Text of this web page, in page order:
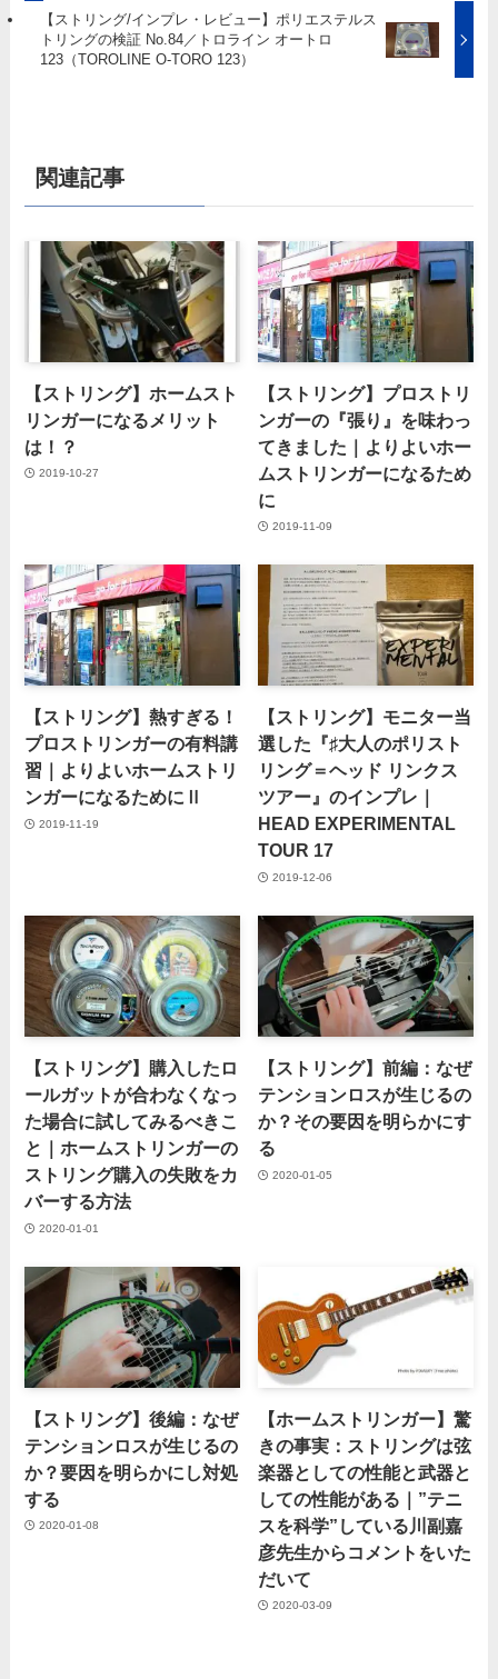
【ストリング/インプレ・レビュー】ポリエステルス
トリングの検証 No.84／トロライン オートロ
123（TOROLINE O-TORO 123）
関連記事
【ストリング】ホームスト
リンガーになるメリット
は！？
2019-10-27
【ストリング】プロストリ
ンガーの『張り』を味わっ
てきました｜よりよいホー
ムストリンガーになるため
に
2019-11-09
【ストリング】熱すぎる！
プロストリンガーの有料講
習｜よりよいホームストリ
ンガーになるためにⅡ
2019-11-19
【ストリング】モニター当
選した『♯大人のポリスト
リング＝ヘッド リンクス
ツアー』のインプレ｜
HEAD EXPERIMENTAL
TOUR 17
2019-12-06
【ストリング】購入したロ
ールガットが合わなくなっ
た場合に試してみるべきこ
と｜ホームストリンガーの
ストリング購入の失敗をカ
バーする方法
2020-01-01
【ストリング】前編：なぜ
テンションロスが生じるの
か？その要因を明らかにす
る
2020-01-05
【ストリング】後編：なぜ
テンションロスが生じるの
か？要因を明らかにし対処
する
2020-01-08
【ホームストリンガー】驚
きの事実：ストリングは弦
楽器としての性能と武器と
しての性能がある｜”テニ
スを科学”している川副嘉
彦先生からコメントをいた
だいて
2020-03-09